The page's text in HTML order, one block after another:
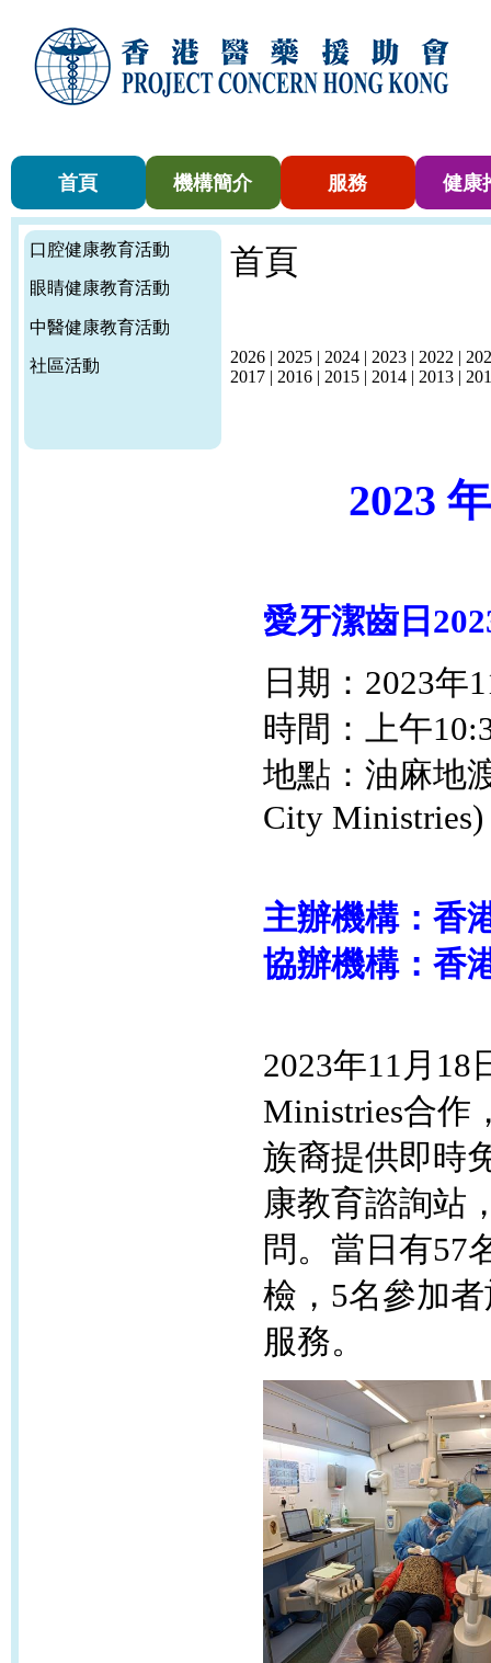
首頁 機構簡介 服務 健康
口腔健康教育活動
眼睛健康教育活動
中醫健康教育活動
社區活動
首頁
2026 | 2025 | 2024 | 2023 | 2022 |
2017 | 2016 | 2015 | 2014 | 2013 |
2023
愛牙潔齒日
日期：2023年
時間：上午
地點： 油麻地
City Ministries)
主辦機構：香
協辦機構：香
2023年11月18
Ministries合作
族裔提供即時
康教育諮詢站
問。當日有57
檢，5名參加
服務。